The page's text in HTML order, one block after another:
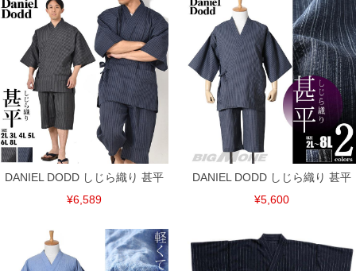
す。そのようなことがない様最大限に努めておりますが、もしあった場合速やかにご
連絡させて頂きますので予めご了承ください。
ITEM INTRODUCTION
DANIEL DODD しじら織り 甚平
¥6,589
DANIEL DODD しじら織り 甚平
¥5,600